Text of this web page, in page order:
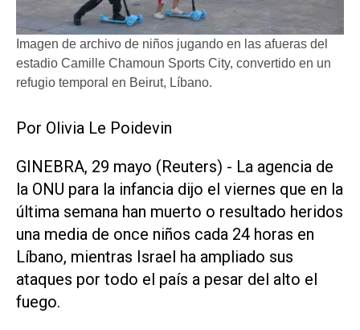
Imagen de archivo de niños jugando en las afueras del
estadio Camille Chamoun Sports City, convertido en un
refugio temporal en Beirut, Líbano.
Por Olivia Le ​Poidevin
GINEBRA, 29 mayo (Reuters) - La agencia de
la ONU para la infancia dijo el viernes ‌que en la
‌última semana han muerto o resultado heridos
una media de once niños cada 24 horas en
Líbano, mientras Israel ha ampliado sus
ataques por todo el país a pesar del alto el
fuego.